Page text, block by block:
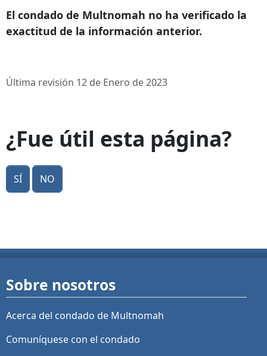
El condado de Multnomah no ha verificado la
exactitud de la información anterior.
Última revisión 12 de Enero de 2023
¿Fue útil esta página?
Sí No
Sobre nosotros
Acerca del condado de Multnomah
Comuníquese con el condado